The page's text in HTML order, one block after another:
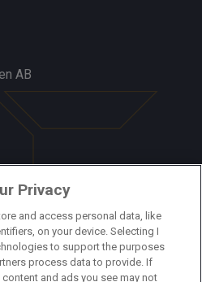
AB
Privacy
and access personal data, like
on your device. Selecting I
to support the purposes
process data to provide. If
and ads you see may not